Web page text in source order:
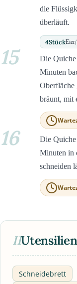
die
überläuft.
4StückEier
15
Die Quiche
Minuten
Oberfläche
bräunt, mit
16
Die Quiche
Minuten in
schneiden
IIUtensilien
Schneidebrett